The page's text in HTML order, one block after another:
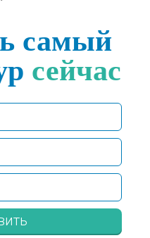
самый
сейчас